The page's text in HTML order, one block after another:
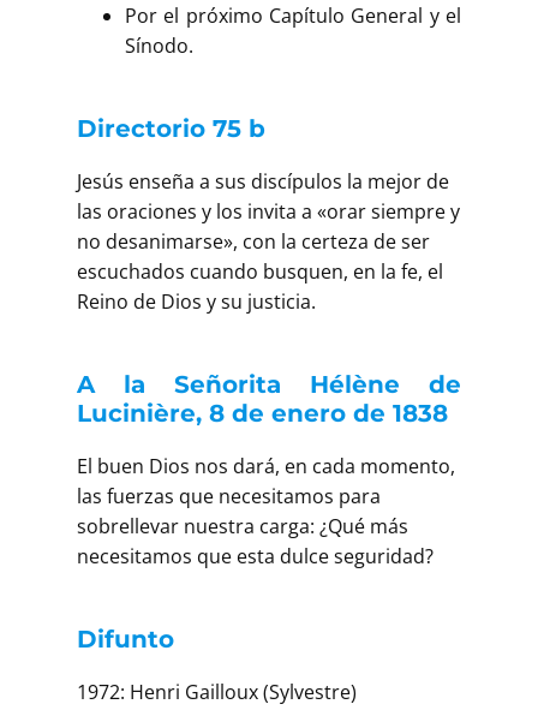
Por el próximo Capítulo General y el
Sínodo.
Directorio 75 b
Jesús enseña a sus discípulos la mejor de
las oraciones y los invita a «orar siempre y
no desanimarse», con la certeza de ser
escuchados cuando busquen, en la fe, el
Reino de Dios y su justicia.
A la Señorita Hélène de
Lucinière, 8 de enero de 1838
El buen Dios nos dará, en cada momento,
las fuerzas que necesitamos para
sobrellevar nuestra carga: ¿Qué más
necesitamos que esta dulce seguridad?
Difunto
1972: Henri Gailloux (Sylvestre)